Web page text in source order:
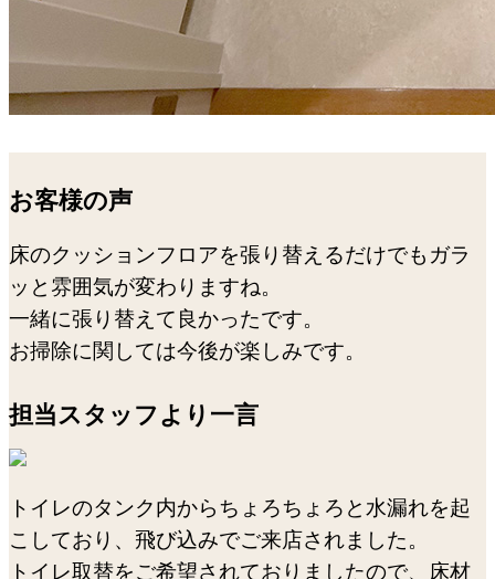
お客様の声
床のクッションフロアを張り替えるだけでもガラ
ッと雰囲気が変わりますね。
一緒に張り替えて良かったです。
お掃除に関しては今後が楽しみです。
担当スタッフより一言
トイレのタンク内からちょろちょろと水漏れを起
こしており、飛び込みでご来店されました。
トイレ取替をご希望されておりましたので、床材